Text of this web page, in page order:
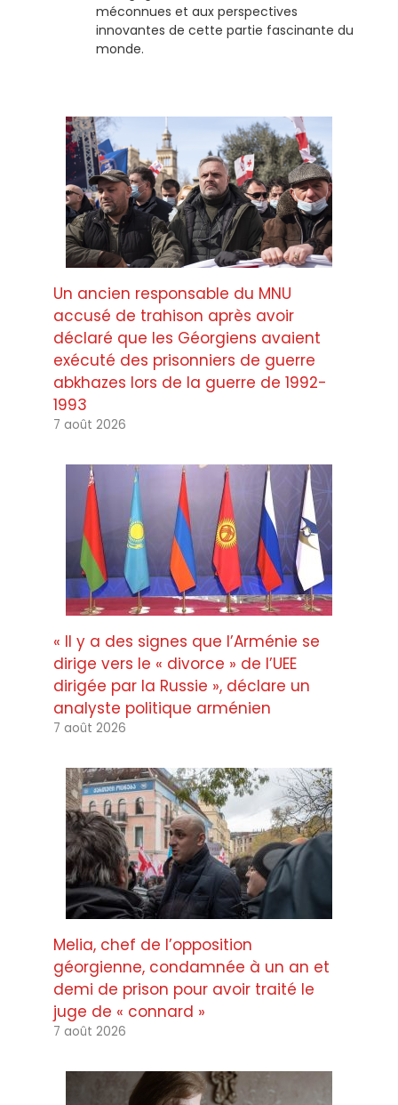
méconnues et aux perspectives
innovantes de cette partie fascinante du
monde.
Un ancien responsable du MNU
accusé de trahison après avoir
déclaré que les Géorgiens avaient
exécuté des prisonniers de guerre
abkhazes lors de la guerre de 1992-
1993
7 août 2026
« Il y a des signes que l’Arménie se
dirige vers le « divorce » de l’UEE
dirigée par la Russie », déclare un
analyste politique arménien
7 août 2026
Melia, chef de l’opposition
géorgienne, condamnée à un an et
demi de prison pour avoir traité le
juge de « connard »
7 août 2026